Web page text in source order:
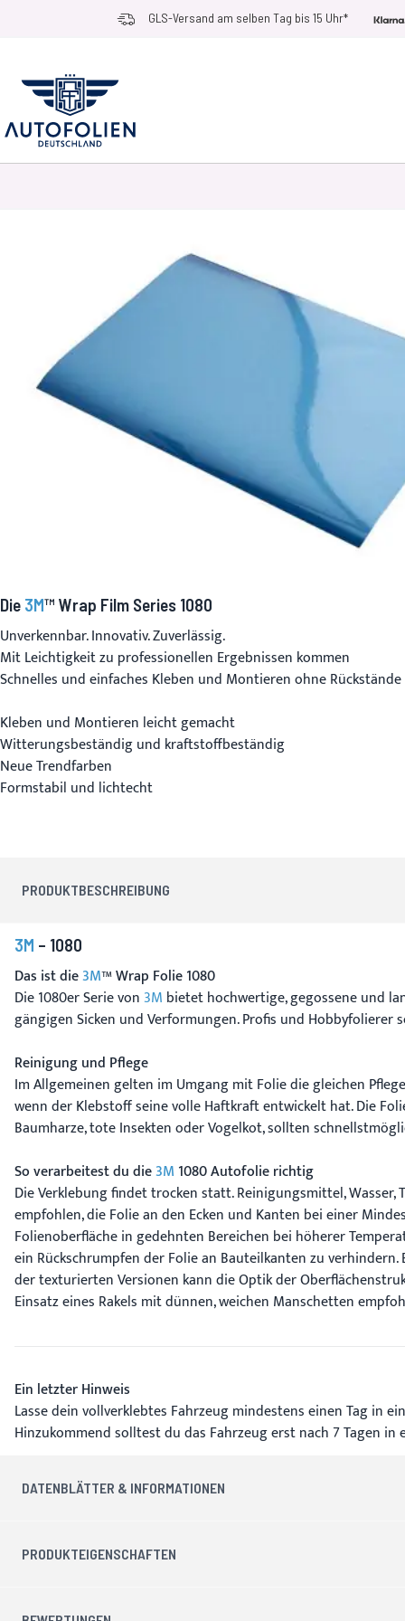
Zum Inhalt springen GLS-Versand am selben Tag bis 15 Uhr*
Die 3M™ Wrap Film Series 1080
Unverkennbar. Innovativ. Zuverlässig.
Mit Leichtigkeit zu professionellen Ergebnissen kommen
Schnelles und einfaches Kleben und Montieren ohne Rückstände
Kleben und Montieren leicht gemacht
Witterungsbeständig und kraftstoffbeständig
Neue Trendfarben
Formstabil und lichtecht
PRODUKTBESCHREIBUNG
3M – 1080
Das ist die3M™ Wrap Folie 1080
Die 1080er Serie von3M bietet hochwertige, gegossene und
gängigen Sicken und Verformungen. Profis und
Reinigung und Pflege
Im Allgemeinen gelten im Umgang mit Folie die gleichen
wenn der Klebstoff seine volle Haftkraft entwickelt hat. Die
Baumharze, tote Insekten oder Vogelkot, sollten
So verarbeitest du die3M 1080 Autofolie richtig
Die Verklebung findet trocken statt. Reinigungsmittel,
empfohlen, die Folie an den Ecken und Kanten bei einer
Folienoberfläche in gedehnten Bereichen bei höherer
ein Rückschrumpfen der Folie an Bauteilkanten zu
der texturierten Versionen kann die Optik der
Einsatz eines Rakels mit dünnen, weichen Manschetten
Ein letzter Hinweis
Lasse dein vollverklebtes Fahrzeug mindestens einen Tag in
Hinzukommend solltest du das Fahrzeug erst nach 7 Tagen in
DATENBLÄTTER & INFORMATIONEN
PRODUKTEIGENSCHAFTEN